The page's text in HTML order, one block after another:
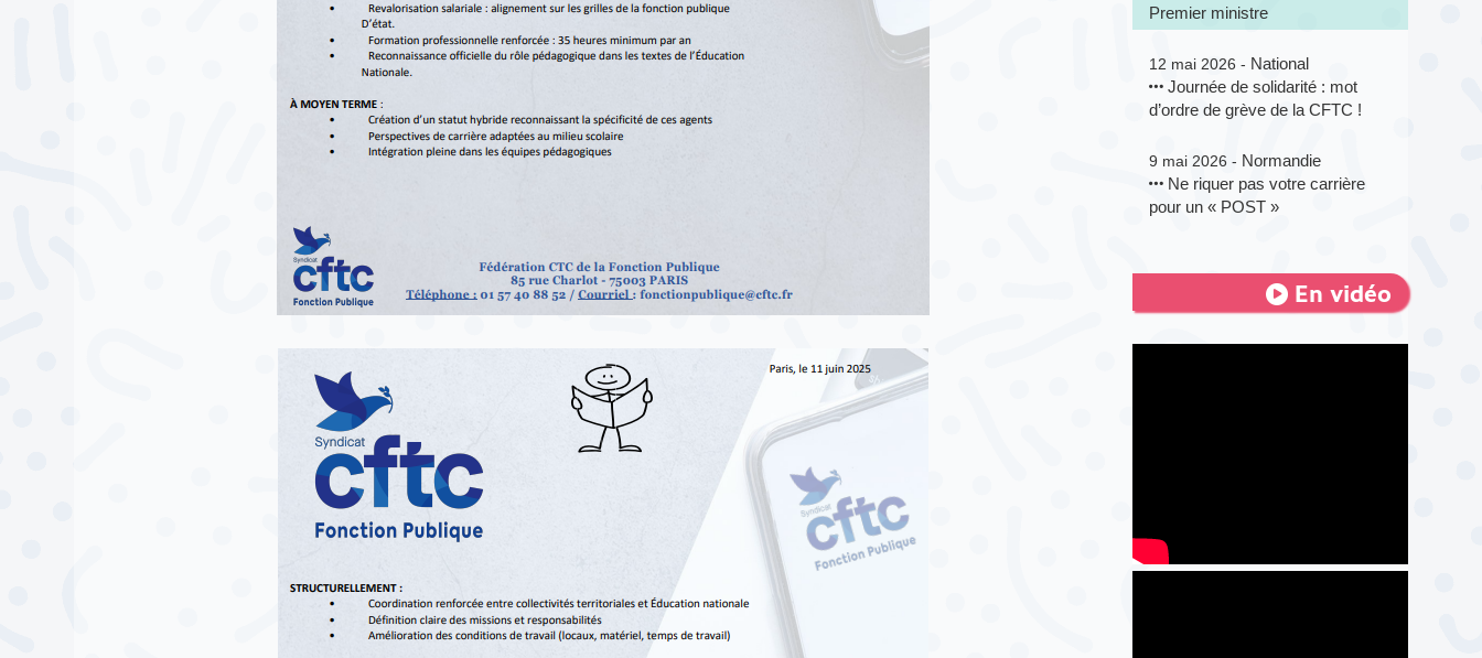
Premier ministre
12 mai 2026 - National
Journée de solidarité : mot
d’ordre de grève de la CFTC !
9 mai 2026 - Normandie
Ne riquer pas votre carrière
pour un « POST »
En vidéo